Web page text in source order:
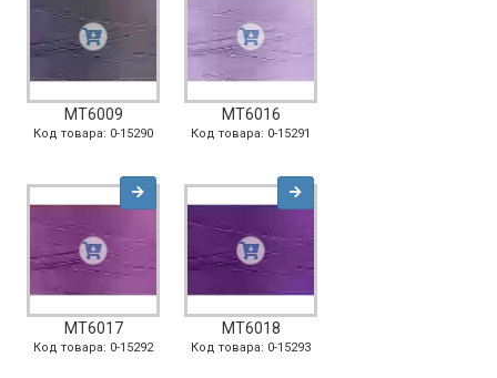
MT6009
Код товара: 0-15290
MT6016
Код товара: 0-15291
MT6017
Код товара: 0-15292
MT6018
Код товара: 0-15293